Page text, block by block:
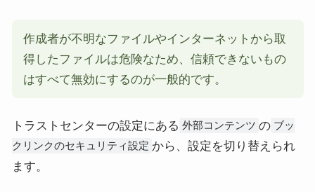
作成者が不明なファイルやインターネットから取
得したファイルは危険なため、信頼できないもの
はすべて無効にするのが一般的です。
トラストセンターの設定にある 外部コンテンツ の ブッ
クリンクのセキュリティ設定 から、設定を切り替えられ
ます。